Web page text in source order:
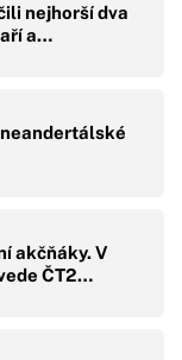
nejhorší dva
a…
neandertálské
akčňáky. V
ČT2…